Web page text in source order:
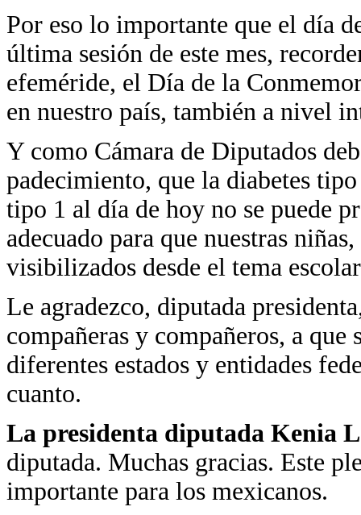
Por eso lo importante que el día
última sesión de este mes,
efeméride, el Día de la
en nuestro país, también a nivel
Y como Cámara de Diputados
padecimiento, que la diabetes
tipo 1 al día de hoy no se puede
adecuado para que nuestras
visibilizados desde el tema
Le agradezco, diputada
compañeras y compañeros, a que
diferentes estados y entidades
cuanto.
La presidenta diputada Kenia
diputada. Muchas gracias. Este
importante para los mexicanos.